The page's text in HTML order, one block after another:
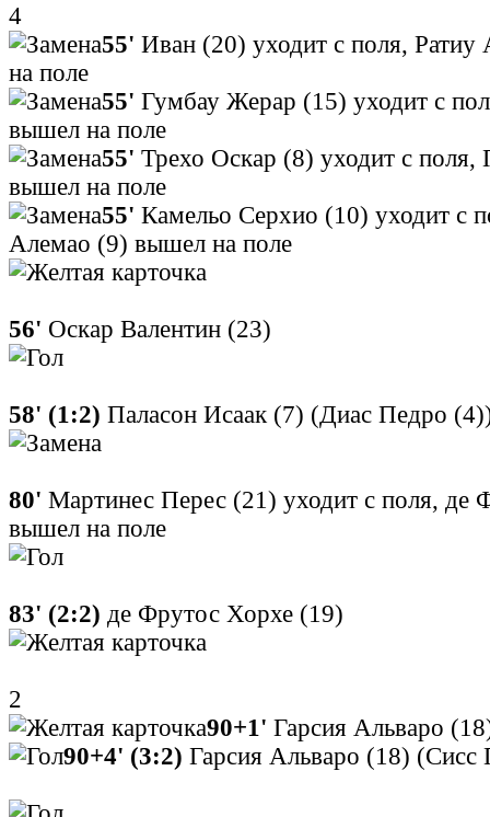
4
55' Иван (20) уходит с поля,
на поле
55' Гумбау Жерар (15) уходит с
вышел на поле
55' Трехо Оскар (8) уходит с поля,
вышел на поле
55' Камельо Серхио (10) уходит с
Алемао (9) вышел на поле
56' Оскар Валентин (23)
58' (1:2) Паласон Исаак (7) (Диас Педро
80' Мартинес Перес (21) уходит с поля, де
вышел на поле
83' (2:2) де Фрутос Хорхе (19)
2
90+1' Гарсия Альваро
90+4' (3:2) Гарсия Альваро (18) (Сисс